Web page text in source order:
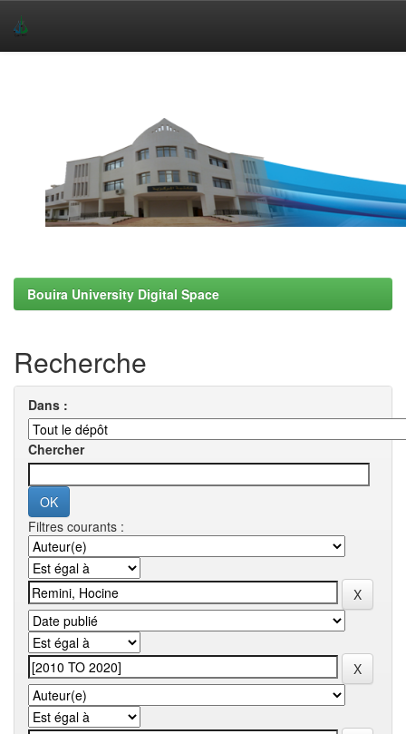
Bouira University Digital Space
Recherche
Dans :
Chercher
Filtres courants :